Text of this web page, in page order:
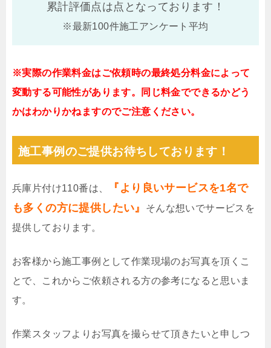
累計評価点は点となっております！
※最新100件施工アンケート平均
※実際の作業料金はご依頼時の最終処分料金によって
変動する可能性があります。同じ料金でできるかどう
かはわかりかねますのでご注意ください。
施工事例のご提供お待ちしております！
兵庫片付け110番は、
『より良いサービスを1名で
も多くの方に提供したい』
そんな想いでサービスを
提供しております。
お客様から施工事例として作業現場のお写真を頂くこ
とで、これからご依頼される方の参考になると思いま
す。
作業スタッフよりお写真を撮らせて頂きたいと申しつ